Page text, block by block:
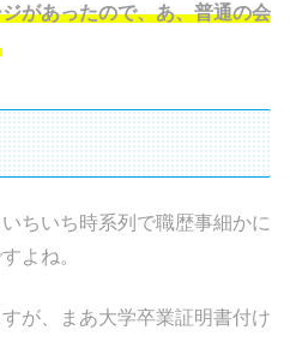
があったので、あ、普通の会
ちいち時系列で職歴事細かに
よね。
が、まあ大学卒業証明書付け